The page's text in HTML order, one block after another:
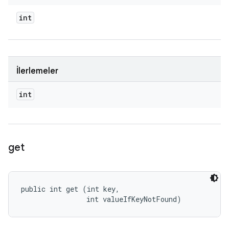
int
İlerlemeler
int
get
public int get (int key,
                int valueIfKeyNotFound)